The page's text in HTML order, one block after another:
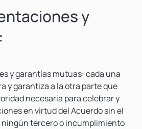
y
y garantías mutuas: cada una
y garantiza a la otra parte que
necesaria para celebrar y
en virtud del Acuerdo sin el
tercero o incumplimiento